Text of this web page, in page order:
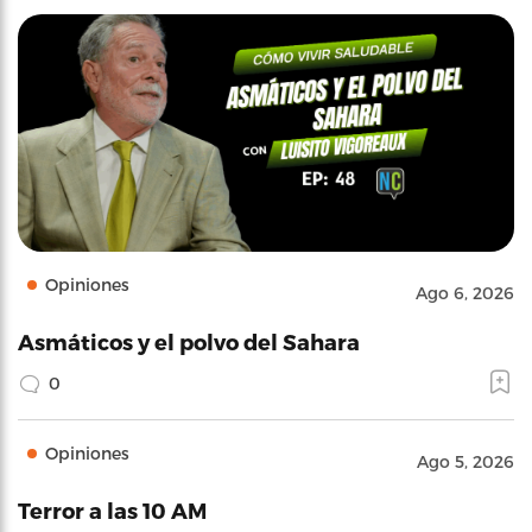
Opiniones Ago 6, 2026
Asmáticos y el polvo del Sahara
0
Opiniones Ago 5, 2026
Terror a las 10 AM